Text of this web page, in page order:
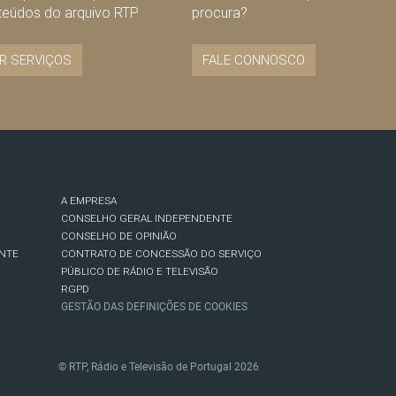
do arquivo RTP
SERVIÇOS
procura?
FALE CONNOSCO
A EMPRESA
CONSELHO GERAL INDEPENDENTE
CONSELHO DE OPINIÃO
CONTRATO DE CONCESSÃO DO SERVIÇO
PÚBLICO DE RÁDIO E TELEVISÃO
RGPD
GESTÃO DAS DEFINIÇÕES DE COOKIES
© RTP, Rádio e Televisão de Portugal 2026